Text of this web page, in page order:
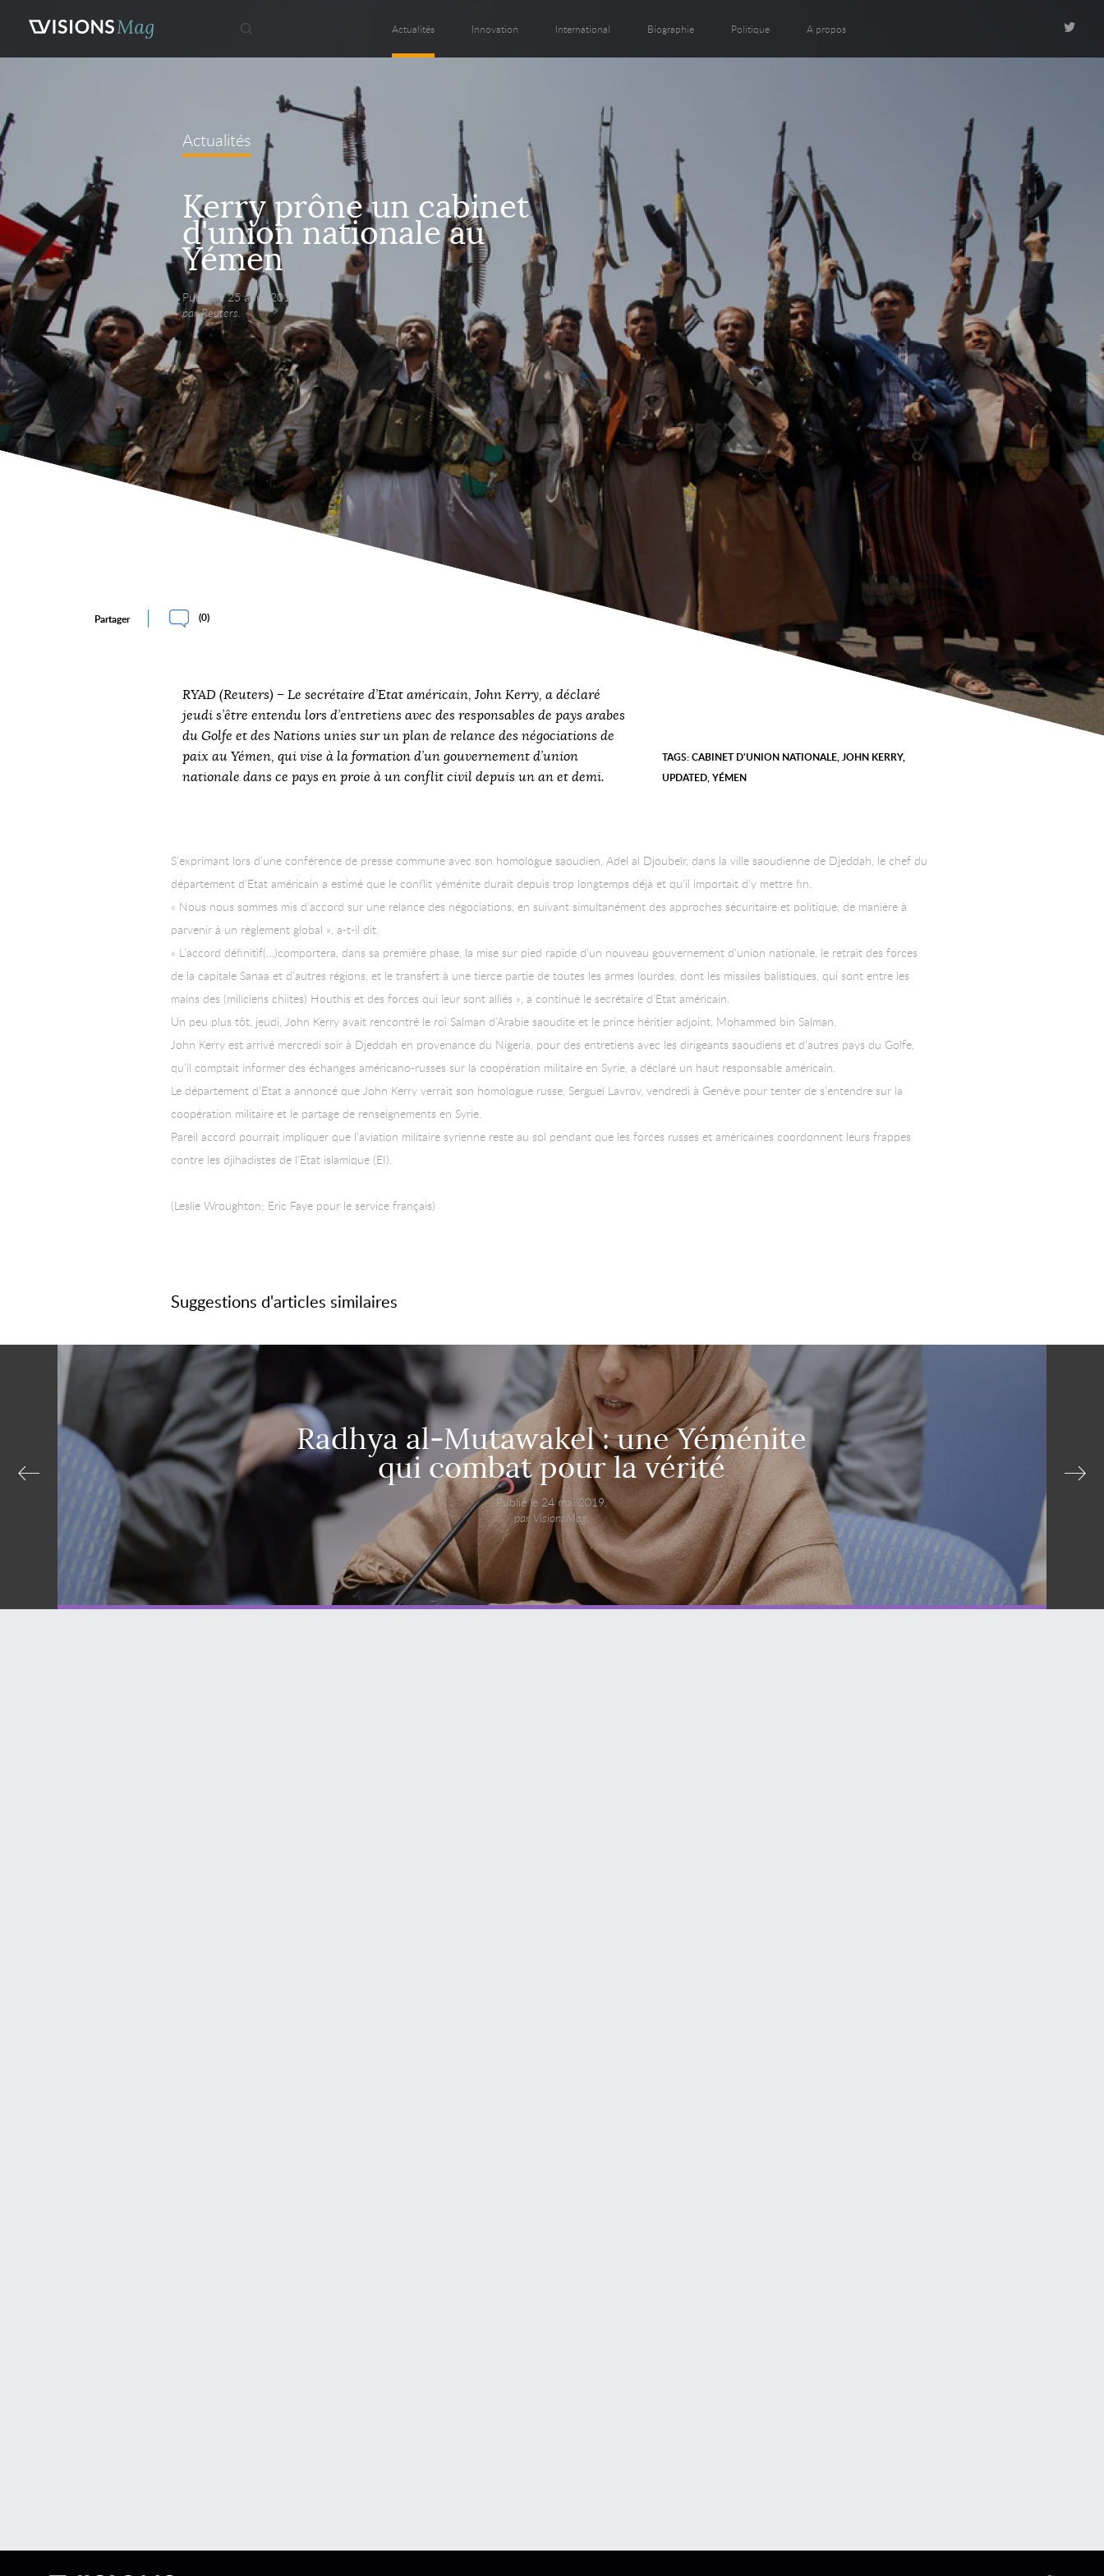
Actualités Innovation International Biographie Politique A propos
Actualités
Kerry prône un cabinet
d'union nationale au
Yémen
Publié le 25 août 2016,
par Reuters.
Partager (0)
RYAD (Reuters) – Le secrétaire d’Etat américain, John Kerry, a déclaré
jeudi s’être entendu lors d’entretiens avec des responsables de pays arabes
du Golfe et des Nations unies sur un plan de relance des négociations de
paix au Yémen, qui vise à la formation d’un gouvernement d’union
nationale dans ce pays en proie à un conflit civil depuis un an et demi.
TAGS:CABINET D'UNION NATIONALE,JOHN KERRY,
UPDATED,YÉMEN
S’exprimant lors d’une conférence de presse commune avec son homologue saoudien, Adel al Djoubeïr, dans la ville saoudienne de Djeddah, le chef du
département d’Etat américain a estimé que le conflit yéménite durait depuis trop longtemps déjà et qu’il importait d’y mettre fin.
« Nous nous sommes mis d’accord sur une relance des négociations, en suivant simultanément des approches sécuritaire et politique, de manière à
parvenir à un règlement global », a-t-il dit.
« L’accord définitif(…)comportera, dans sa première phase, la mise sur pied rapide d’un nouveau gouvernement d’union nationale, le retrait des forces
de la capitale Sanaa et d’autres régions, et le transfert à une tierce partie de toutes les armes lourdes, dont les missiles balistiques, qui sont entre les
mains des (miliciens chiites) Houthis et des forces qui leur sont alliés », a continué le secrétaire d’Etat américain.
Un peu plus tôt, jeudi, John Kerry avait rencontré le roi Salman d’Arabie saoudite et le prince héritier adjoint, Mohammed bin Salman.
John Kerry est arrivé mercredi soir à Djeddah en provenance du Nigeria, pour des entretiens avec les dirigeants saoudiens et d’autres pays du Golfe,
qu’il comptait informer des échanges américano-russes sur la coopération militaire en Syrie, a déclaré un haut responsable américain.
Le département d’Etat a annoncé que John Kerry verrait son homologue russe, Sergueï Lavrov, vendredi à Genève pour tenter de s’entendre sur la
coopération militaire et le partage de renseignements en Syrie.
Pareil accord pourrait impliquer que l’aviation militaire syrienne reste au sol pendant que les forces russes et américaines coordonnent leurs frappes
contre les djihadistes de l’Etat islamique (EI).
(Leslie Wroughton; Eric Faye pour le service français)
Suggestions d'articles similaires
Radhya al-Mutawakel : une Yéménite
qui combat pour la vérité
Publié le 24 mai 2019,
par VisionsMag.